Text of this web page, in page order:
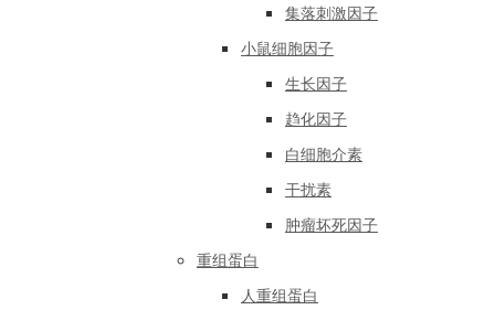
集落刺激因子
小鼠细胞因子
生长因子
趋化因子
白细胞介素
干扰素
肿瘤坏死因子
重组蛋白
人重组蛋白